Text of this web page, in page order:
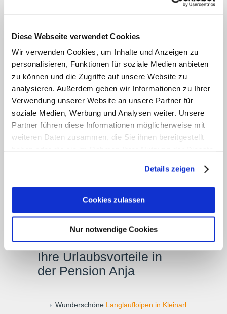
Diese Webseite verwendet Cookies
Wir verwenden Cookies, um Inhalte und Anzeigen zu
personalisieren, Funktionen für soziale Medien anbieten
zu können und die Zugriffe auf unsere Website zu
analysieren. Außerdem geben wir Informationen zu Ihrer
Verwendung unserer Website an unsere Partner für
soziale Medien, Werbung und Analysen weiter. Unsere
Partner führen diese Informationen möglicherweise mit
weiteren Daten zusammen, die Sie ihnen bereitgestellt
Details zeigen
Cookies zulassen
Nur notwendige Cookies
Ihre Urlaubsvorteile in
der Pension Anja
Wunderschöne Langlaufloipen in Kleinarl